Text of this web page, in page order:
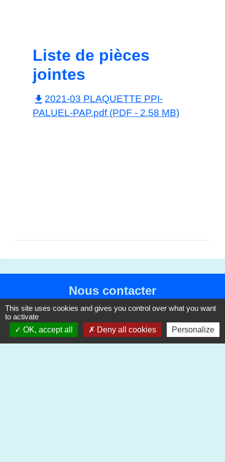
Liste de pièces
jointes
file_download 2021-03 PLAQUETTE PPI-
PALUEL-PAP.pdf (PDF - 2.58 MB)
Nous contacter
Mairie de Cleuville
Rue de l'église
76450 Cleuville - FRANCE
This site uses cookies and gives you control over what you want
to activate
OK, accept all
Deny all cookies Personalize